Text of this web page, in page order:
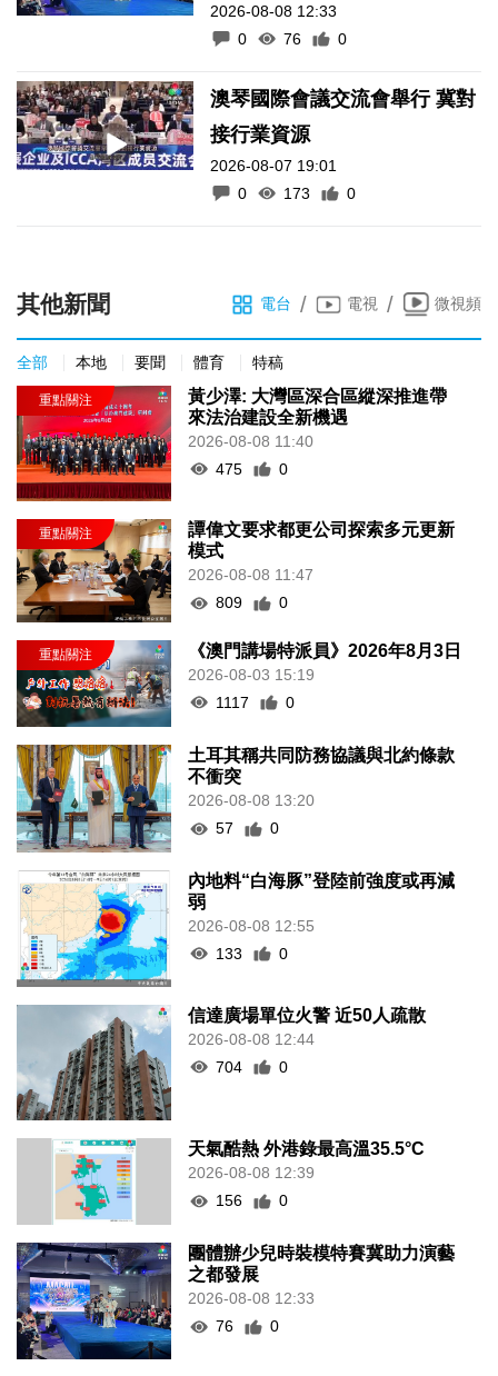
2026-08-08 12:33
0
76 0
澳琴國際會議交流會舉行 冀對
接行業資源
2026-08-07 19:01
0
173 0
其他新聞 電台 / 電視 / 微視頻
全部 本地 要聞 體育 特稿
黃少澤: 大灣區深合區縱深推進帶
來法治建設全新機遇
2026-08-08 11:40
475
0
譚偉文要求都更公司探索多元更新
模式
2026-08-08 11:47
809
0
《澳門講場特派員》2026年8月3日
2026-08-03 15:19
1117
0
土耳其稱共同防務協議與北約條款
不衝突
2026-08-08 13:20
57
0
內地料“白海豚”登陸前強度或再減
弱
2026-08-08 12:55
133
0
信達廣場單位火警 近50人疏散
2026-08-08 12:44
704
0
天氣酷熱 外港錄最高溫35.5°C
2026-08-08 12:39
156
0
團體辦少兒時裝模特賽冀助力演藝
之都發展
2026-08-08 12:33
76
0